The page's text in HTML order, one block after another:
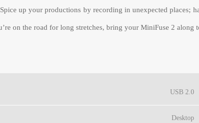
up your productions by recording in unexpected
on the road for long stretches, bring your MiniFuse 2 along
USB 2.0
Desktop